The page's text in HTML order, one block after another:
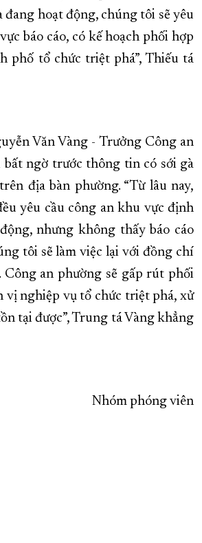
đang hoạt động, chúng tôi sẽ yêu
báo cáo, có kế hoạch phối hợp
phố tổ chức triệt phá”, Thiếu tá
Văn Vàng - Trưởng Công an
ngờ trước thông tin có sới gà
địa bàn phường. “Từ lâu nay,
yêu cầu công an khu vực định
nhưng không thấy báo cáo
tôi sẽ làm việc lại với đồng chí
Công an phường sẽ gấp rút phối
vị nghiệp vụ tổ chức triệt phá, xử
tại được”, Trung tá Vàng khẳng
Nhóm phóng viên